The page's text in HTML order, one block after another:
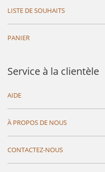
LISTE DE SOUHAITS
PANIER
Service à la clientèle
AIDE
À PROPOS DE NOUS
CONTACTEZ-NOUS